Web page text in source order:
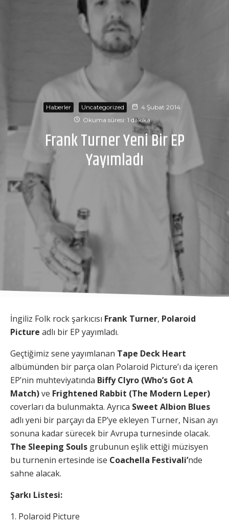
Haberler Uncategorized
4 Şubat 2014
Okuma süresi: 1 dakika
Frank Turner Yeni Bir EP
Yayımladı
İngiliz Folk rock şarkıcısı Frank Turner, Polaroid
Picture adlı bir EP yayımladı.
Geçtiğimiz sene yayımlanan Tape Deck Heart
albümünden bir parça olan Polaroid Picture’ı da içeren
EP’nin muhteviyatında Biffy Clyro (Who’s Got A
Match)ve Frightened Rabbit (The Modern Leper)
coverları da bulunmakta. Ayrıca Sweet Albion Blues
adlı yeni bir parçayı da EP’ye ekleyen Turner, Nisan ayı
sonuna kadar sürecek bir Avrupa turnesinde olacak.
The Sleeping Souls grubunun eşlik ettiği müzisyen
bu turnenin ertesinde ise Coachella Festivali’nde
sahne alacak.
Şarkı Listesi:
1. Polaroid Picture